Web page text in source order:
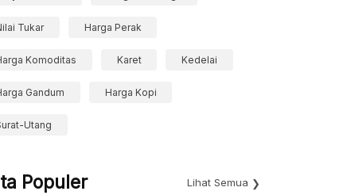
Tukar Harga Perak
Komoditas Karet Kedelai
Gandum Harga Kopi
Utang
Populer Lihat Semua